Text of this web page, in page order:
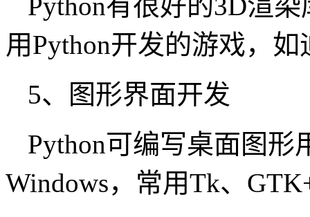
Python有很好的3D渲
用Python开发的游戏，
5、图形界面开发
Python可编写桌面图
Windows，常用Tk、